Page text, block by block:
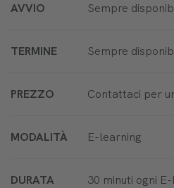
AVVIO Sempre
TERMINE Sempre
PREZZO Contattaci per
MODALITÀ E-learning
DURATA 30 minuti ogni